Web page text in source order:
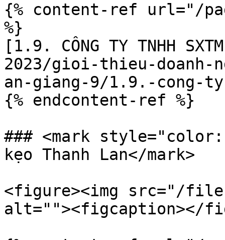
{% content-ref url="/
%}
[1.9. CÔNG TY TNHH
2023/gioi-thieu-doanh-
an-giang-9/1.9.-cong-
{% endcontent-ref %}
### <mark
kẹo Thanh Lan</mark>
<figure><img src="/files/
alt=""><figcaption></